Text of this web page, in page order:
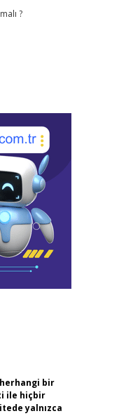
?
bir
ile hiçbir
yalnızca